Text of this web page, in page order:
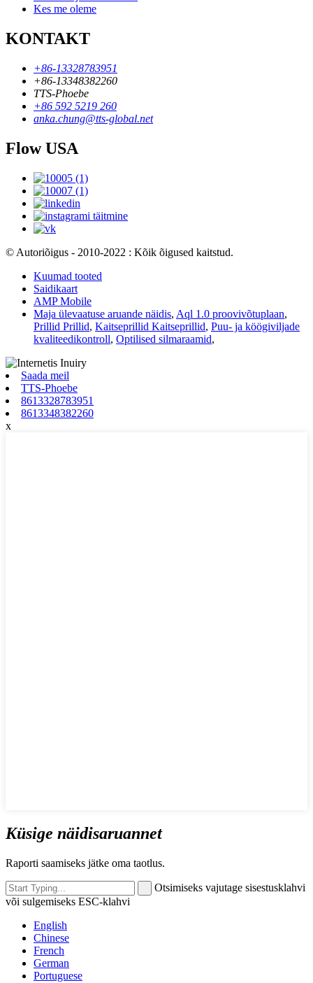
Kes me oleme
KONTAKT
+86-13328783951
+86-13348382260
TTS-Phoebe
+86 592 5219 260
anka.chung@tts-global.net
Flow USA
© Autoriõigus - 2010-2022 : Kõik õigused kaitstud.
Kuumad tooted
Saidikaart
AMP Mobile
Maja ülevaatuse aruande näidis, Aql 1.0 proovivõtuplaan,
Prillid Prillid, Kaitseprillid Kaitseprillid, Puu- ja köögiviljade
kvaliteedikontroll, Optilised silmaraamid,
Saada meil
TTS-Phoebe
8613328783951
8613348382260
x
Küsige näidisaruannet
Raporti saamiseks jätke oma taotlus.
Otsimiseks vajutage sisestusklahvi
või sulgemiseks ESC-klahvi
English
Chinese
French
German
Portuguese